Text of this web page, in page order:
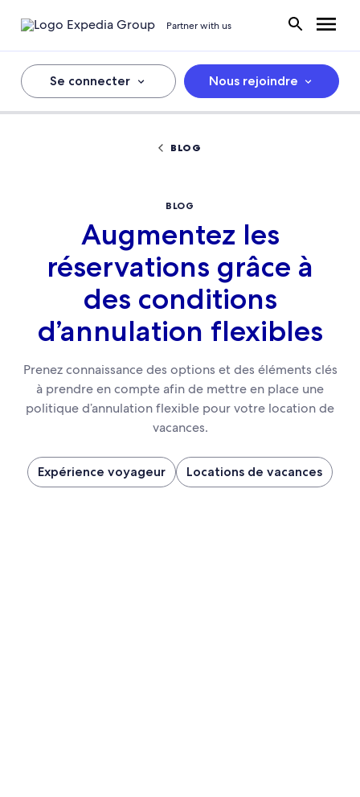
Partner with us
Se connecter Nous rejoindre
BLOG
BLOG
Augmentez les
réservations grâce à
des conditions
d’annulation flexibles
Prenez connaissance des options et des éléments clés
à prendre en compte afin de mettre en place une
politique d’annulation flexible pour votre location de
vacances.
Expérience voyageur Locations de vacances